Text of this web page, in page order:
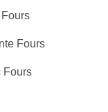
Fours
Fours